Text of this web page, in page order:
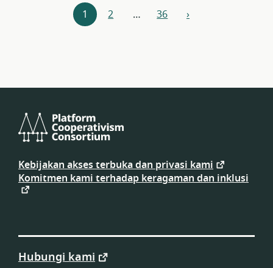
Navigasi 1 2 … 36 berikutnya
›
Konsorsium
Platform
Kebijakan akses terbuka dan privasi kami
Komitmen kami terhadap keragaman dan inklusi
Hubungi kami